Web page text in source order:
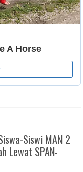
Siswi MAN 2
Lewat SPAN-